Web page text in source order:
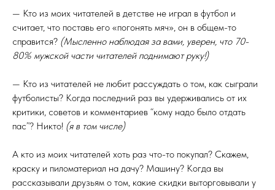
— Кто из моих читателей в детстве не играл в футбол и
считает, что поставь его «погонять мяч», он в общем-то
справится? (Мысленно наблюдая за вами, уверен, что 70-
80% мужской части читателей поднимают руку!)
— Кто из читателей не любит рассуждать о том, как сыграли
футболисты? Когда последний раз вы удерживались от их
критики, советов и комментариев “кому надо было отдать
пас”? Никто! (я в том числе)
А кто из моих читателей хоть раз что-то покупал? Скажем,
краску и пиломатериал на дачу? Машину? Когда вы
рассказывали друзьям о том, какие скидки выторговывали у